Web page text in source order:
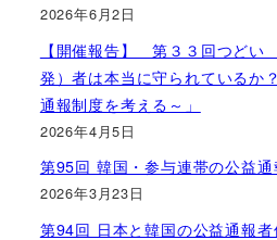
2026年6月2日
【開催報告】 第３３回つど
発）者は本当に守られている
通報制度を考える～」
2026年4月5日
第95回 韓国・参与連帯の公益
2026年3月23日
第94回 日本と韓国の公益通報